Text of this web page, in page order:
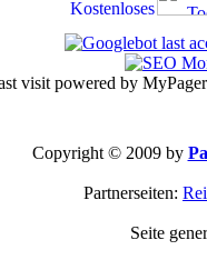
Copyright © 2009 by
Partnerseiten:
Seite